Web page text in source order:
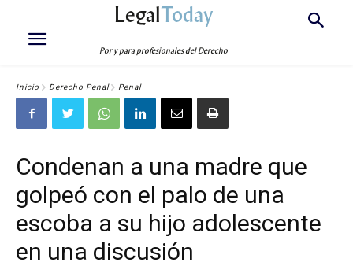
LegalToday
Por y para profesionales del Derecho
Inicio Derecho Penal Penal
Condenan a una madre que
golpeó con el palo de una
escoba a su hijo adolescente
en una discusión